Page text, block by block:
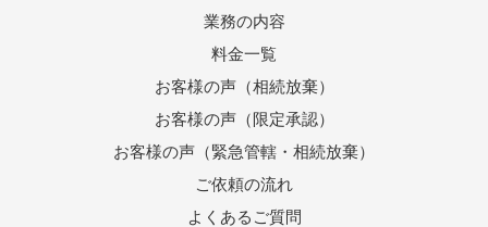
業務の内容
料金一覧
お客様の声（相続放棄）
お客様の声（限定承認）
お客様の声（緊急管轄・相続放棄）
ご依頼の流れ
よくあるご質問